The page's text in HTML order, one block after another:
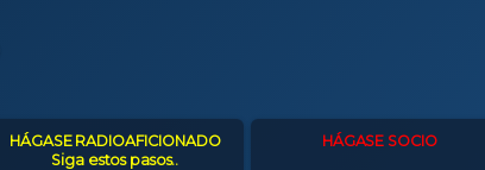
HÁGASE RADIOAFICIONADO
Siga estos pasos..
HÁGASE SOCIO